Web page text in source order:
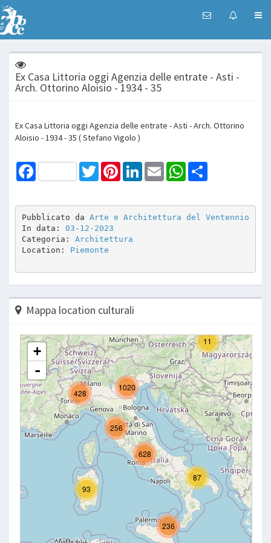
Ex Casa Littoria oggi Agenzia delle entrate - Asti -
Arch. Ottorino Aloisio - 1934 - 35
Ex Casa Littoria oggi Agenzia delle entrate - Asti - Arch. Ottorino
Aloisio - 1934 - 35 ( Stefano Vigolo )
Facebook TwitterPinterestLinkedInEmail WhatsApp
Pubblicato da Arte e Architettura del Ventennio
In data: 03-12-2023
Categoria: Architettura
Location: Piemonte
Mappa location culturali